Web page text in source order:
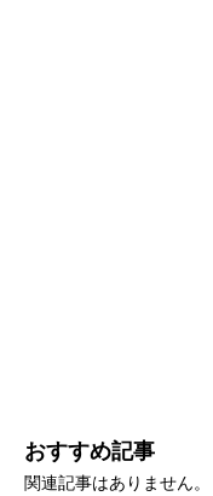
おすすめ記事
関連記事はありません。